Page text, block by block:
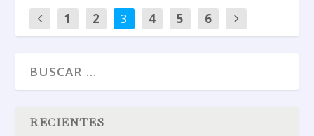
1 2 3 4 5 6
RECIENTES